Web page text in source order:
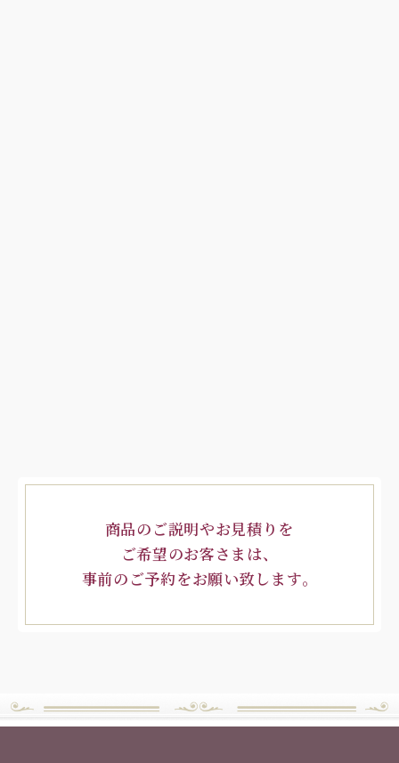
商品のご説明やお見積りを
ご希望のお客さまは、
事前のご予約をお願い致します。